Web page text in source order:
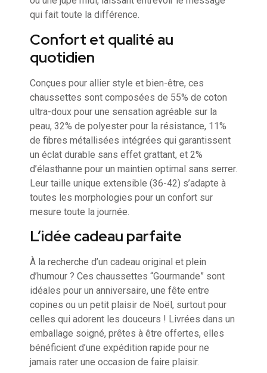
qui fait toute la différence.
Confort et qualité au
quotidien
Conçues pour allier style et bien-être, ces
chaussettes sont composées de 55% de coton
ultra-doux pour une sensation agréable sur la
peau, 32% de polyester pour la résistance, 11%
de fibres métallisées intégrées qui garantissent
un éclat durable sans effet grattant, et 2%
d’élasthanne pour un maintien optimal sans serrer.
Leur taille unique extensible (36-42) s’adapte à
toutes les morphologies pour un confort sur
mesure toute la journée.
L’idée cadeau parfaite
À la recherche d’un cadeau original et plein
d’humour ? Ces chaussettes “Gourmande” sont
idéales pour un anniversaire, une fête entre
copines ou un petit plaisir de Noël, surtout pour
celles qui adorent les douceurs ! Livrées dans un
emballage soigné, prêtes à être offertes, elles
bénéficient d’une expédition rapide pour ne
jamais rater une occasion de faire plaisir.